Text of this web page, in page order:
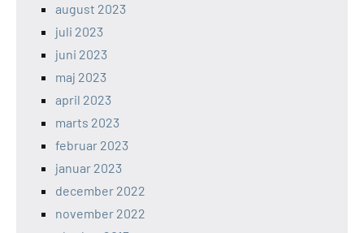
august 2023
juli 2023
juni 2023
maj 2023
april 2023
marts 2023
februar 2023
januar 2023
december 2022
november 2022